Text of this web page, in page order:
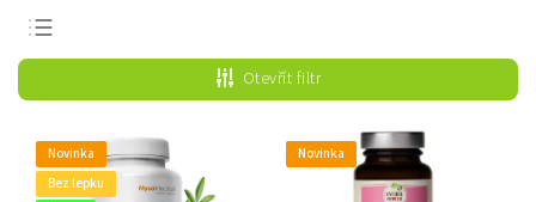
Nejprodávanější
Nejlevnější
Nejdražší
Abecedně
Otevřít filtr
Novinka
Bez lepku
Novinka